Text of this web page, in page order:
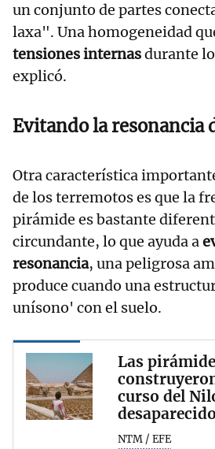
un conjunto de partes
laxa". Una homogeneidad
tensiones internasdurante
explicó.
Evitando la resonancia
Otra característica
de los terremotos es que la
pirámide es bastante
circundante, lo que ayuda a
resonancia, una peligrosa
produce cuando una
unísono' con el suelo.
Las
curso del
desaparecido
NTM / EFE